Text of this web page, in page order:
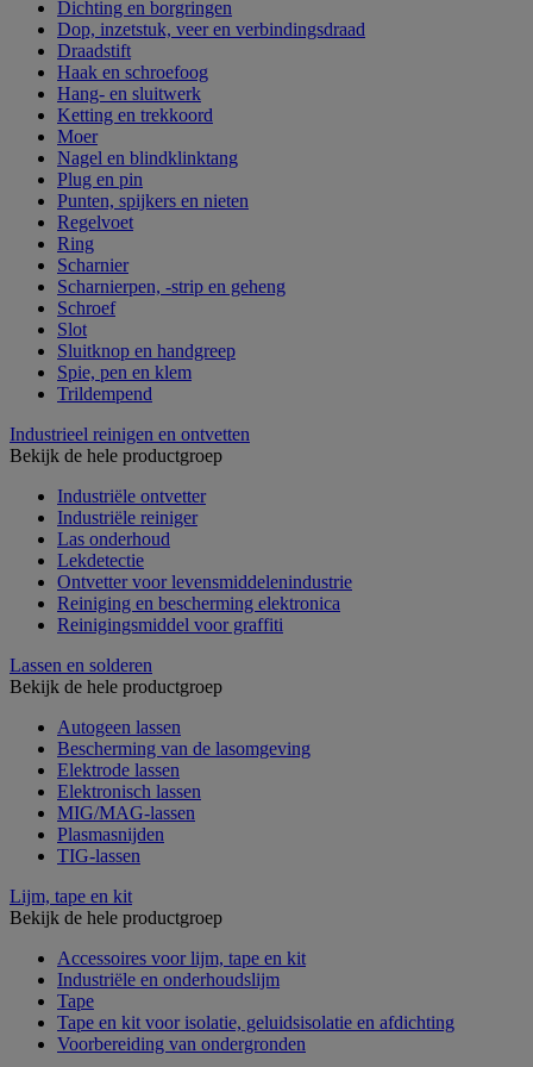
Dichting en borgringen
Dop, inzetstuk, veer en verbindingsdraad
Draadstift
Haak en schroefoog
Hang- en sluitwerk
Ketting en trekkoord
Moer
Nagel en blindklinktang
Plug en pin
Punten, spijkers en nieten
Regelvoet
Ring
Scharnier
Scharnierpen, -strip en geheng
Schroef
Slot
Sluitknop en handgreep
Spie, pen en klem
Trildempend
Industrieel reinigen en ontvetten
Bekijk de hele productgroep
Industriële ontvetter
Industriële reiniger
Las onderhoud
Lekdetectie
Ontvetter voor levensmiddelenindustrie
Reiniging en bescherming elektronica
Reinigingsmiddel voor graffiti
Lassen en solderen
Bekijk de hele productgroep
Autogeen lassen
Bescherming van de lasomgeving
Elektrode lassen
Elektronisch lassen
MIG/MAG-lassen
Plasmasnijden
TIG-lassen
Lijm, tape en kit
Bekijk de hele productgroep
Accessoires voor lijm, tape en kit
Industriële en onderhoudslijm
Tape
Tape en kit voor isolatie, geluidsisolatie en afdichting
Voorbereiding van ondergronden